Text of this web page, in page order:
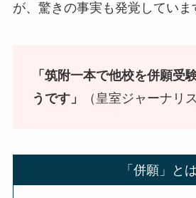
が、驚きの事実も発覚していま
「筑附一本で他校を併願受
うです」
（皇室ジャーナリ
「併願」とは